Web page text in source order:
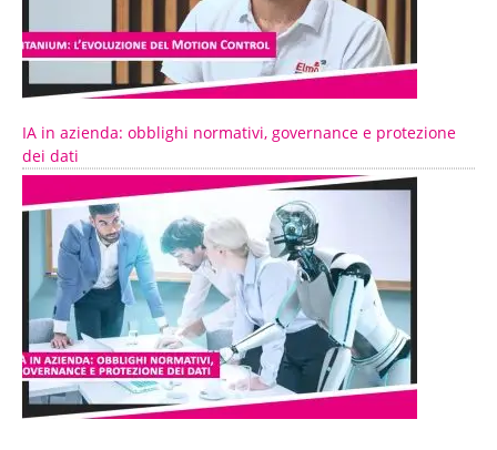
IA in azienda: obblighi normativi, governance e protezione
dei dati